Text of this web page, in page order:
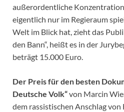
außerordentliche
eigentlich nur im Regieraum
Welt im Blick hat, zieht das
den Bann“, heißt es in der
beträgt 15.000 Euro.
Der Preis für den besten
Deutsche Volk“von Marcin
dem rassistischen Anschlag von